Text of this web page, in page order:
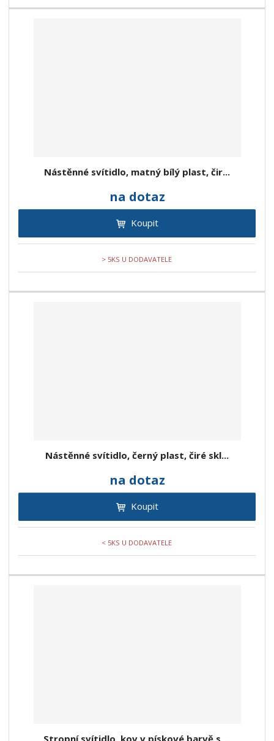
Nástěnné svítidlo, matný bílý plast, čir...
na dotaz
Koupit
> 5KS U DODAVATELE
Nástěnné svítidlo, černý plast, čiré skl...
na dotaz
Koupit
< 5KS U DODAVATELE